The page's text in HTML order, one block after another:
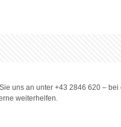
uns an unter +43 2846 620 – bei
weiterhelfen.